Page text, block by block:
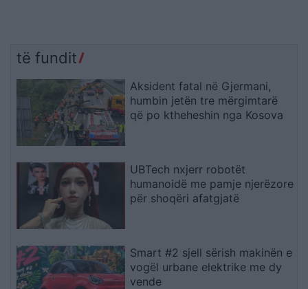
të fundit
Aksident fatal në Gjermani,
humbin jetën tre mërgimtarë
që po ktheheshin nga Kosova
UBTech nxjerr robotët
humanoidë me pamje njerëzore
për shoqëri afatgjatë
Smart #2 sjell sërish makinën e
vogël urbane elektrike me dy
vende